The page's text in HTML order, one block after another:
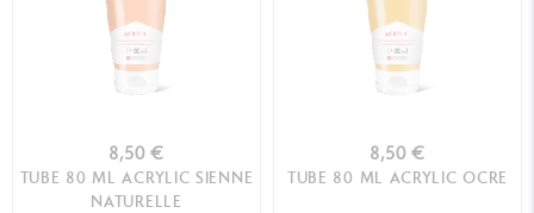
8,50 €
TUBE 80 ML ACRYLIC SIENNE
NATURELLE
8,50 €
TUBE 80 ML ACRYLIC OCRE